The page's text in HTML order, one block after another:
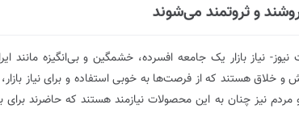
و ثروتمند می‌شوند
نیاز بازار یک جامعه افسرده، خشمگین و بی‌انگیزه مانند
و خلاق هستند که از فرصت‌ها به خوبی استفاده و برای نیاز